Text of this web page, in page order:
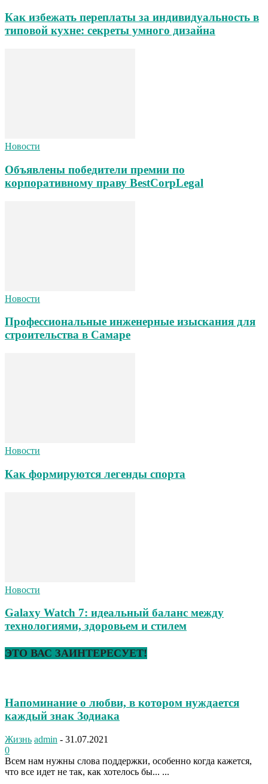
Как избежать переплаты за индивидуальность в
типовой кухне: секреты умного дизайна
Новости
Объявлены победители премии по
корпоративному праву BestCorpLegal
Новости
Профессиональные инженерные изыскания для
строительства в Самаре
Новости
Как формируются легенды спорта
Новости
Galaxy Watch 7: идеальный баланс между
технологиями, здоровьем и стилем
ЭТО ВАС ЗАИНТЕРЕСУЕТ!
Напоминание о любви, в котором нуждается
каждый знак Зодиака
Жизнь admin - 31.07.2021
0
Всем нам нужны слова поддержки, особенно когда кажется,
что все идет не так, как хотелось бы... ...